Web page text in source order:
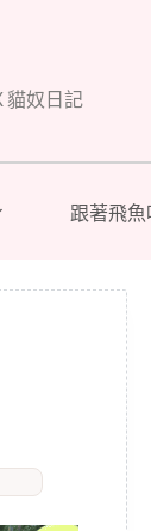
貓奴日記
跟著飛魚